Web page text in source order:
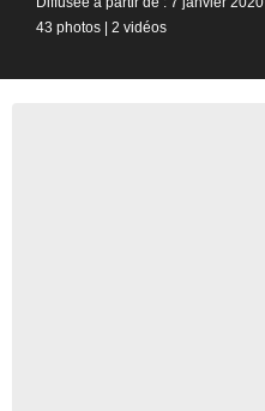
43 photos | 2 vidéos